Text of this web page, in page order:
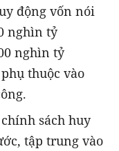
động vốn nói
nghìn tỷ
nghìn tỷ
thuộc vào
sách huy
tập trung vào